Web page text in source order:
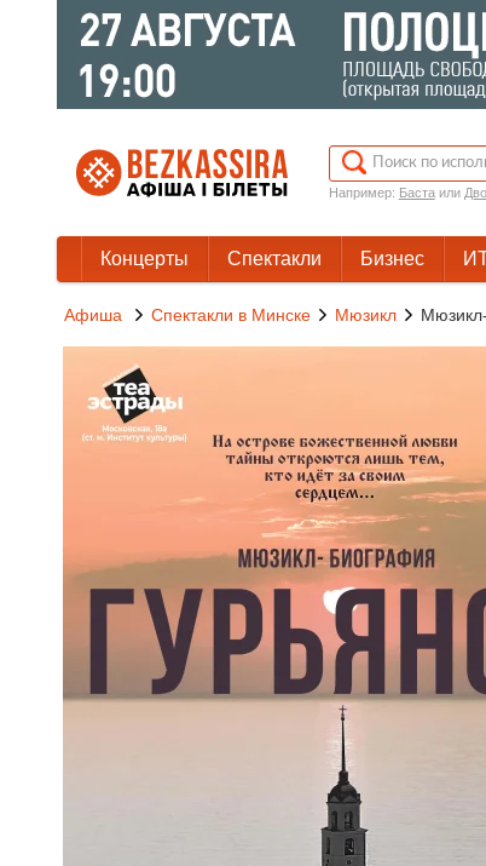
Например: Бастаили
Концерты Спектакли Бизнес
Афиша Спектакли в Минске Мюзикл